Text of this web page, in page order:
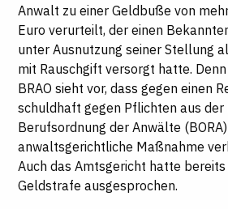
Anwalt zu einer Geldbuße von
Euro verurteilt, der einen
unter Ausnutzung seiner Stellung
mit Rauschgift versorgt hatte.
BRAO sieht vor, dass gegen einen
schuldhaft gegen Pflichten aus der
Berufsordnung der Anwälte
anwaltsgerichtliche Maßnahme
Auch das Amtsgericht hatte
Geldstrafe ausgesprochen.